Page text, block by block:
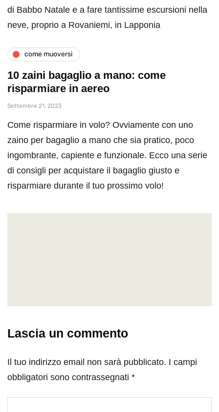
di Babbo Natale e a fare tantissime escursioni nella
neve, proprio a Rovaniemi, in Lapponia
come muoversi
10 zaini bagaglio a mano: come
risparmiare in aereo
Settembre 21, 2023
Come risparmiare in volo? Ovviamente con uno
zaino per bagaglio a mano che sia pratico, poco
ingombrante, capiente e funzionale. Ecco una serie
di consigli per acquistare il bagaglio giusto e
risparmiare durante il tuo prossimo volo!
Lascia un commento
Il tuo indirizzo email non sarà pubblicato. I campi
obbligatori sono contrassegnati *